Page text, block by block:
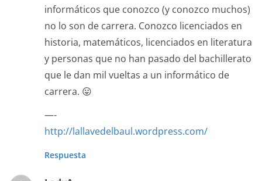
informáticos que conozco (y conozco muchos)
no lo son de carrera. Conozco licenciados en
historia, matemáticos, licenciados en literatura
y personas que no han pasado del bachillerato
que le dan mil vueltas a un informático de
carrera. 😛
—-
http://lallavedelbaul.wordpress.com/
Respuesta